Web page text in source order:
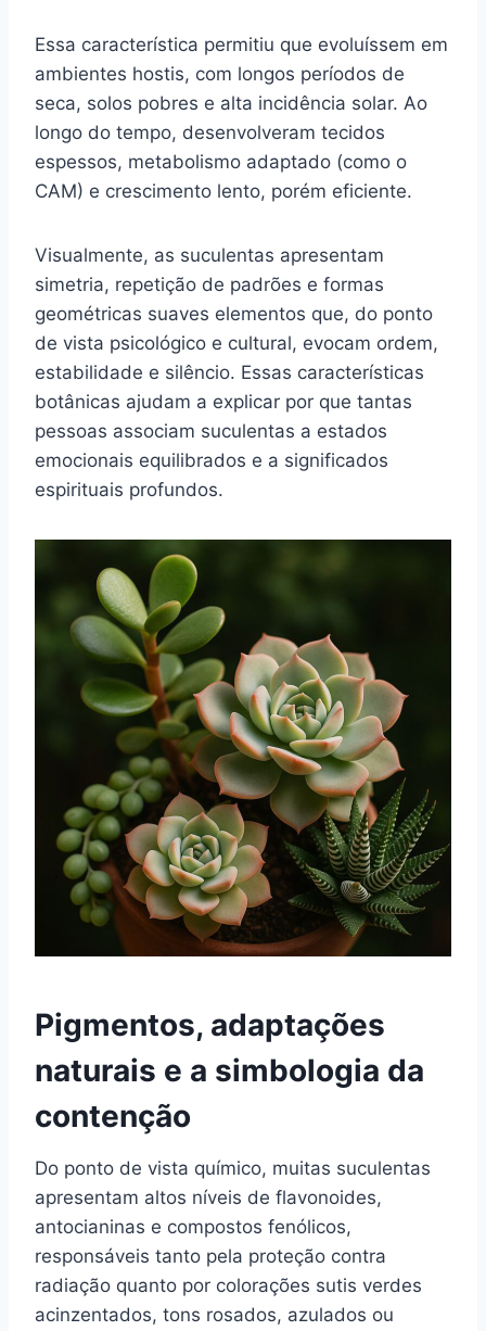
Essa característica permitiu que evoluíssem em
ambientes hostis, com longos períodos de
seca, solos pobres e alta incidência solar. Ao
longo do tempo, desenvolveram tecidos
espessos, metabolismo adaptado (como o
CAM) e crescimento lento, porém eficiente.
Visualmente, as suculentas apresentam
simetria, repetição de padrões e formas
geométricas suaves elementos que, do ponto
de vista psicológico e cultural, evocam ordem,
estabilidade e silêncio. Essas características
botânicas ajudam a explicar por que tantas
pessoas associam suculentas a estados
emocionais equilibrados e a significados
espirituais profundos.
Pigmentos, adaptações
naturais e a simbologia da
contenção
Do ponto de vista químico, muitas suculentas
apresentam altos níveis de flavonoides,
antocianinas e compostos fenólicos,
responsáveis tanto pela proteção contra
radiação quanto por colorações sutis verdes
acinzentados, tons rosados, azulados ou